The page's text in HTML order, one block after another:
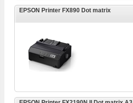
EPSON Printer FX890 Dot matrix